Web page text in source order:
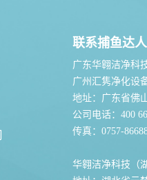
联系捕鱼达人
广东华翱洁净科
广州汇隽净化设
地址：广东省佛
公司电话：400
传真：0757-
华翱洁净科技（